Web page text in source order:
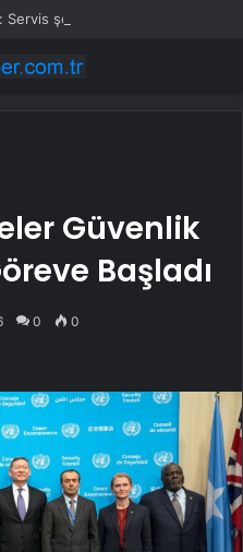
Güvenlik
Başladı
0 0